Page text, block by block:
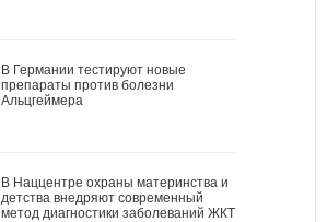
В Германии тестируют новые
препараты против болезни
Альцгеймера
В Наццентре охраны материнства и
детства внедряют современный
метод диагностики заболеваний ЖКТ